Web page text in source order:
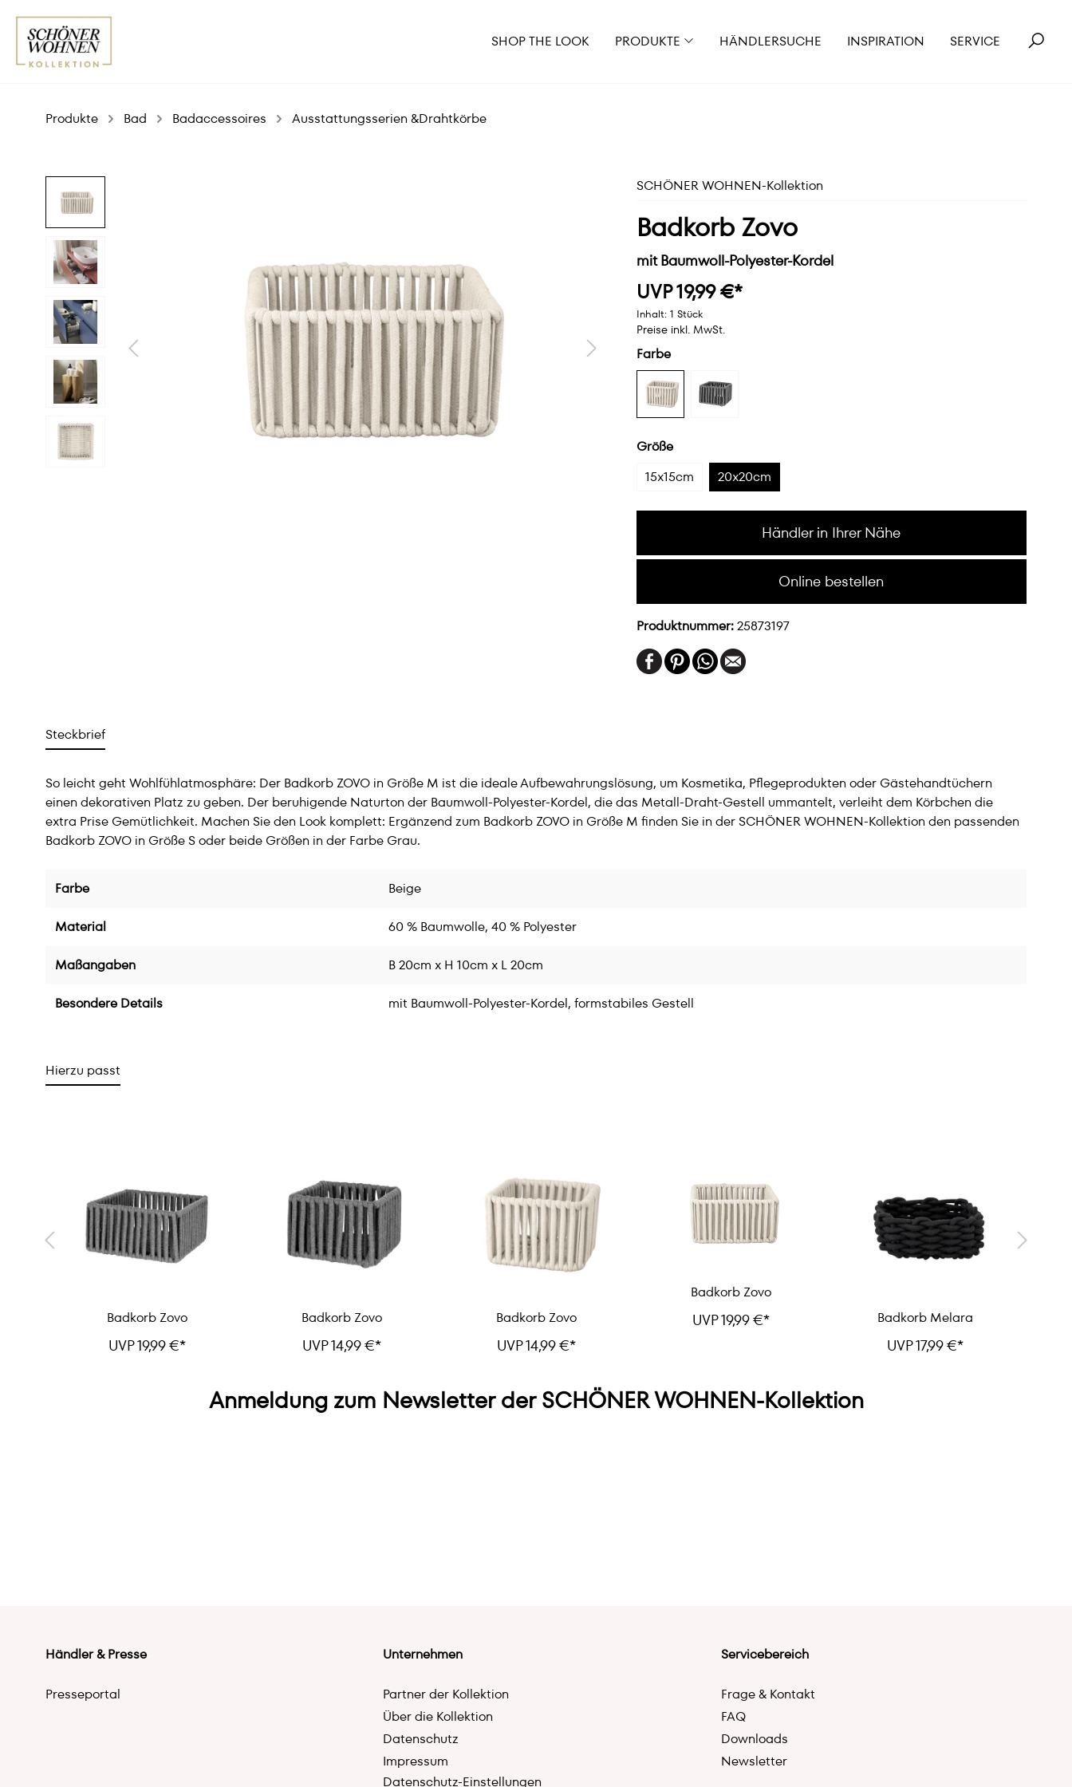
SHOP THE LOOK PRODUKTE HÄNDLERSUCHE INSPIRATION SERVICE
Produkte Bad Badaccessoires Ausstattungsserien &Drahtkörbe
SCHÖNER WOHNEN-Kollektion
Badkorb Zovo
mit Baumwoll-Polyester-Kordel
UVP 19,99 €*
Inhalt: 1 Stück
Preise inkl. MwSt.
Farbe
Größe
15x15cm
20x20cm
Händler in Ihrer Nähe
Online bestellen
Produktnummer:25873197
Steckbrief
So leicht geht Wohlfühlatmosphäre: Der Badkorb ZOVO in Größe M ist die ideale Aufbewahrungslösung, um Kosmetika, Pflegeprodukten oder Gästehandtüchern
einen dekorativen Platz zu geben. Der beruhigende Naturton der Baumwoll-Polyester-Kordel, die das Metall-Draht-Gestell ummantelt, verleiht dem Körbchen die
extra Prise Gemütlichkeit. Machen Sie den Look komplett: Ergänzend zum Badkorb ZOVO in Größe M finden Sie in der SCHÖNER WOHNEN-Kollektion den passenden
Badkorb ZOVO in Größe S oder beide Größen in der Farbe Grau.
Farbe Beige
Material 60 % Baumwolle, 40 % Polyester
Maßangaben B 20cm x H 10cm x L 20cm
Besondere Details mit Baumwoll-Polyester-Kordel, formstabiles Gestell
Hierzu passt
Badkorb Zovo
UVP 19,99 €*
Badkorb Zovo
UVP 14,99 €*
Badkorb Zovo
UVP 14,99 €*
Badkorb Zovo
UVP 19,99 €* Badkorb Melara
UVP 17,99 €*
Anmeldung zum Newsletter der SCHÖNER WOHNEN-Kollektion
Händler & Presse
Presseportal
Unternehmen
Partner der Kollektion
Über die Kollektion
Datenschutz
Impressum
Datenschutz-Einstellungen
Servicebereich
Frage & Kontakt
FAQ
Downloads
Newsletter